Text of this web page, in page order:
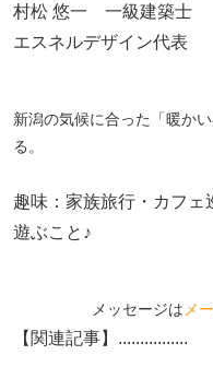
村松 悠一 一級建築士
エスネルデザイン代表
新潟の気候に合った「暖か
る。
趣味：家族旅行・カフェ
遊ぶこと♪
メッセージは メ
【関連記事】................